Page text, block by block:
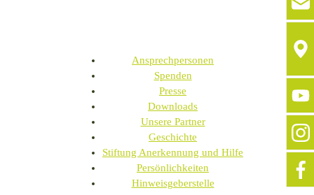
Ansprechpersonen
Spenden
Presse
Downloads
Unsere Partner
Geschichte
Stiftung Anerkennung und Hilfe
Persönlichkeiten
Hinweisgeberstelle